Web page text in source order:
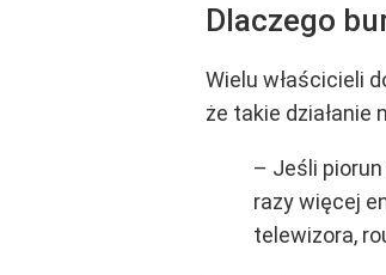
Dlaczego
Wielu właścicieli
że takie działanie
– Jeśli
razy więcej
telewizora,